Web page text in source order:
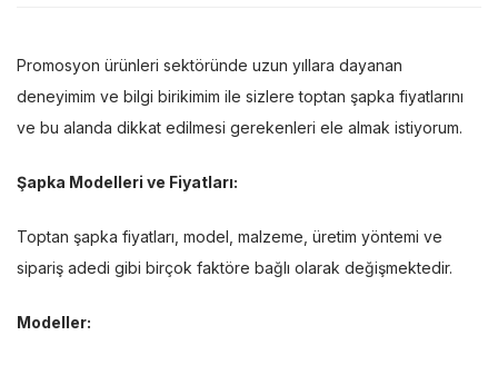
Promosyon ürünleri sektöründe uzun yıllara dayanan
deneyimim ve bilgi birikimim ile sizlere toptan şapka fiyatlarını
ve bu alanda dikkat edilmesi gerekenleri ele almak istiyorum.
Şapka Modelleri ve Fiyatları:
Toptan şapka fiyatları, model, malzeme, üretim yöntemi ve
sipariş adedi gibi birçok faktöre bağlı olarak değişmektedir.
Modeller: